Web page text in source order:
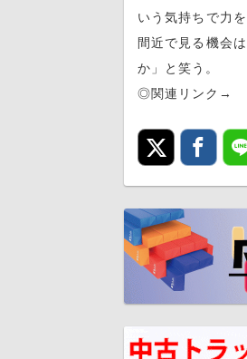
いう気持ちで力
間近で見る機会
か」と笑う。
◎関連リンク→